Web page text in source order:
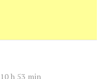
h 53 min